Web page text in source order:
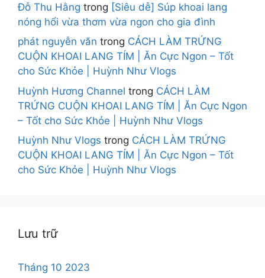
Đỗ Thu Hằng trong [Siêu dễ] Súp khoai lang
nóng hổi vừa thơm vừa ngon cho gia đình
phát nguyễn văn trong CÁCH LÀM TRỨNG
CUỘN KHOAI LANG TÍM | Ăn Cực Ngon – Tốt
cho Sức Khỏe | Huỳnh Như Vlogs
Huỳnh Hương Channel trong CÁCH LÀM
TRỨNG CUỘN KHOAI LANG TÍM | Ăn Cực Ngon
– Tốt cho Sức Khỏe | Huỳnh Như Vlogs
Huỳnh Như Vlogs trong CÁCH LÀM TRỨNG
CUỘN KHOAI LANG TÍM | Ăn Cực Ngon – Tốt
cho Sức Khỏe | Huỳnh Như Vlogs
Lưu trữ
Tháng 10 2023